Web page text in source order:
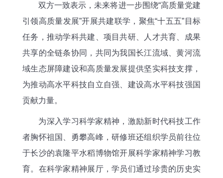
双方一致表示，未来将进一步围绕“高质量党建
引领高质量发展”开展共建联学，聚焦“十五五”目标
任务，推动学科共建、项目共研、人才共育、成果
共享的全链条协同，共同为我国长江流域、黄河流
域生态屏障建设和高质量发展提供坚实科技支撑，
为推动高水平科技自立自强、建设高水平科技强国
贡献力量。
为深入学习科学家精神，激励新时代科技工作
者胸怀祖国、勇攀高峰，研修班还组织学员前往位
于长沙的袁隆平水稻博物馆开展科学家精神学习教
育。在科学家精神展厅，学员们通过珍贵的历史实